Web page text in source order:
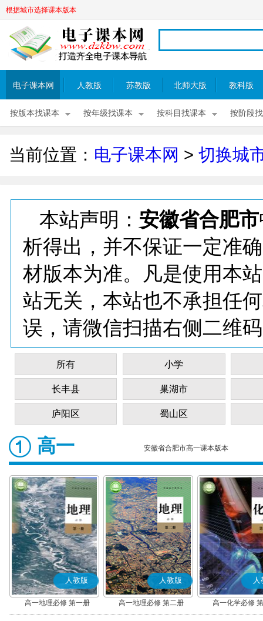
根据城市选择课本版本
电子课本网 人教版 苏教版 北师大版 教科版
按版本找课本 按年级找课本 按科目找课本 按阶段
当前位置： 电子课本网 > 切换城
本站声明： 安徽省合肥市
析得出，并不保证一定准
材版本为准。凡是使用本
站无关，本站也不承担任
误，请微信扫描右侧二维
所有 小学
长丰县 巢湖市
庐阳区 蜀山区
高一 安徽省合肥市高一课本版本
人教版
高一地理必修 第一册
人教版
高一地理必修 第二册
人
高一化学必修